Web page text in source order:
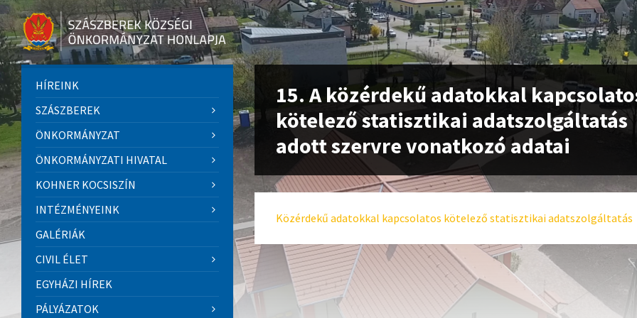
15. A közérdekű adatokkal
kötelező statisztikai adatszolgáltatás
adott szervre vonatkozó adatai
Közérdekű adatokkal kapcsolatos kötelező statisztikai adatszolgáltatás
HÍREINK
SZÁSZBEREK
ÖNKORMÁNYZAT
ÖNKORMÁNYZATI HIVATAL
KOHNER KOCSISZÍN
INTÉZMÉNYEINK
GALÉRIÁK
CIVIL ÉLET
EGYHÁZI HÍREK
PÁLYÁZATOK